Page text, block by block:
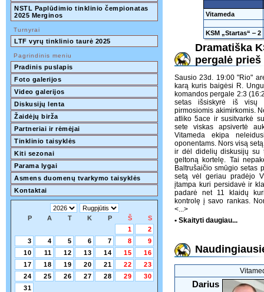
NSTL Paplūdimio tinklinio čempionatas
2025 Merginos
Turnyrai
LTF vyrų tinklinio taurė 2025
Pagrindinis meniu
Pradinis puslapis
Foto galerijos
Video galerijos
Diskusijų lenta
Žaidėjų birža
Partneriai ir rėmėjai
Tinklinio taisyklės
Kiti sezonai
Parama lygai
Asmens duomenų tvarkymo taisyklės
Kontaktai
P A T K P Š
S
1
2
3
4 5 6 7 8
9
10
11 12 13 14 15
16
17
18 19 20 21 22
23
24
25 26 27 28 29
30
31
Vitameda
KSM „Startas“ ‒ 2
Dramatiška
pergalė prieš
Sausio 23d. 19:00 "Rio"
karą kuris baigėsi R.
komandos pergale 2:3
setas išsiskyrė iš visų
pirmosiomis akimirkomis.
atliko 5ace ir susitvarkė
sete viskas apsivertė
Vitameda ekipa
oponentams. Nors visą
ir dėl didelių diskusijų su
geltoną kortelę. Tai
Baltrušaičio smūgio setas
setą vėl geriau pradėjo
įtampa kuri persidavė ir
padarė net 11 klaidų
kontrolę į savo rankas.
<...>
• Skaityti daugiau...
Darius